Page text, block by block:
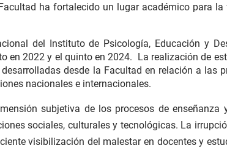
ha fortalecido un lugar académico para
del Instituto de Psicología, Educación y
en 2022 y el quinto en 2024. La realización de
desde la Facultad en relación a las
nacionales e internacionales.
subjetiva de los procesos de
sociales, culturales y tecnológicas. La
visibilización del malestar en docentes y